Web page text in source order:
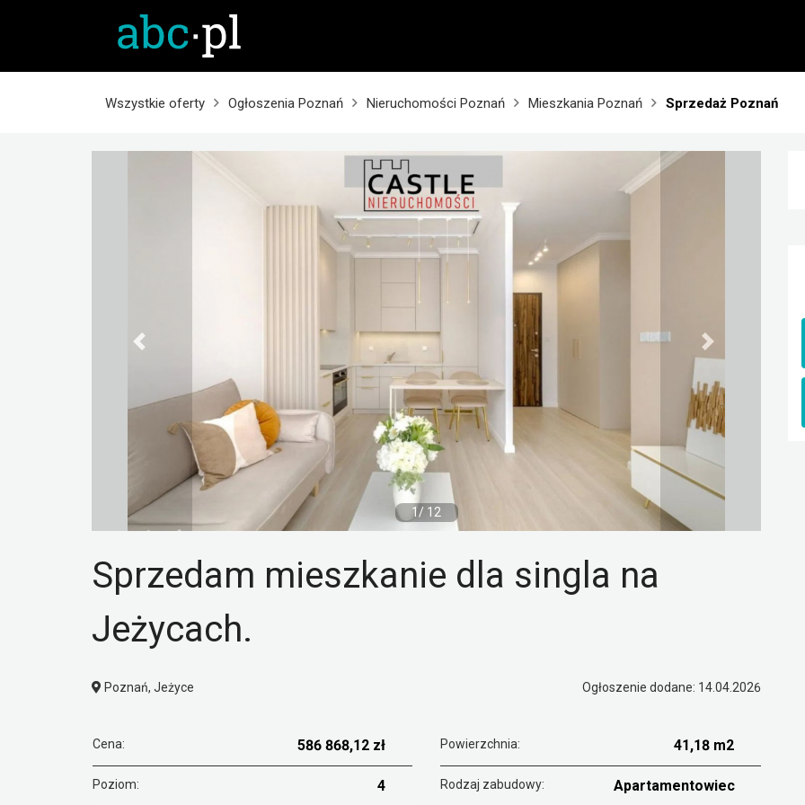
Wszystkie oferty Ogłoszenia Poznań Nieruchomości Poznań Mieszkania Poznań Sprzedaż Poznań
1/ 12
Sprzedam mieszkanie dla singla na
Jeżycach.
Poznań, Jeżyce Ogłoszenie dodane: 14.04.2026
Cena: 586 868,12 zł Powierzchnia: 41,18 m2
Poziom: 4 Rodzaj zabudowy: Apartamentowiec